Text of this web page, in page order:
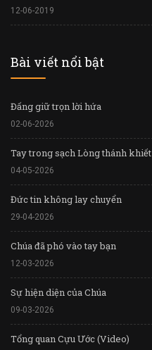
12-06-2019
Bài viết nổi bật
Đấng giữ trọn lời hứa
02-06-2026
Tay trong sạch Lòng thánh khiết
04-05-2026
Đức tin không lay chuyển
29-04-2026
Chúa đã phó vào tay bạn
12-03-2026
Sự hiện diện của Chúa
09-03-2026
Tổng quan Cựu Ước (Video)